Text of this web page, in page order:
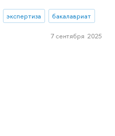
экспертиза бакалавриат
7 сентября 2025